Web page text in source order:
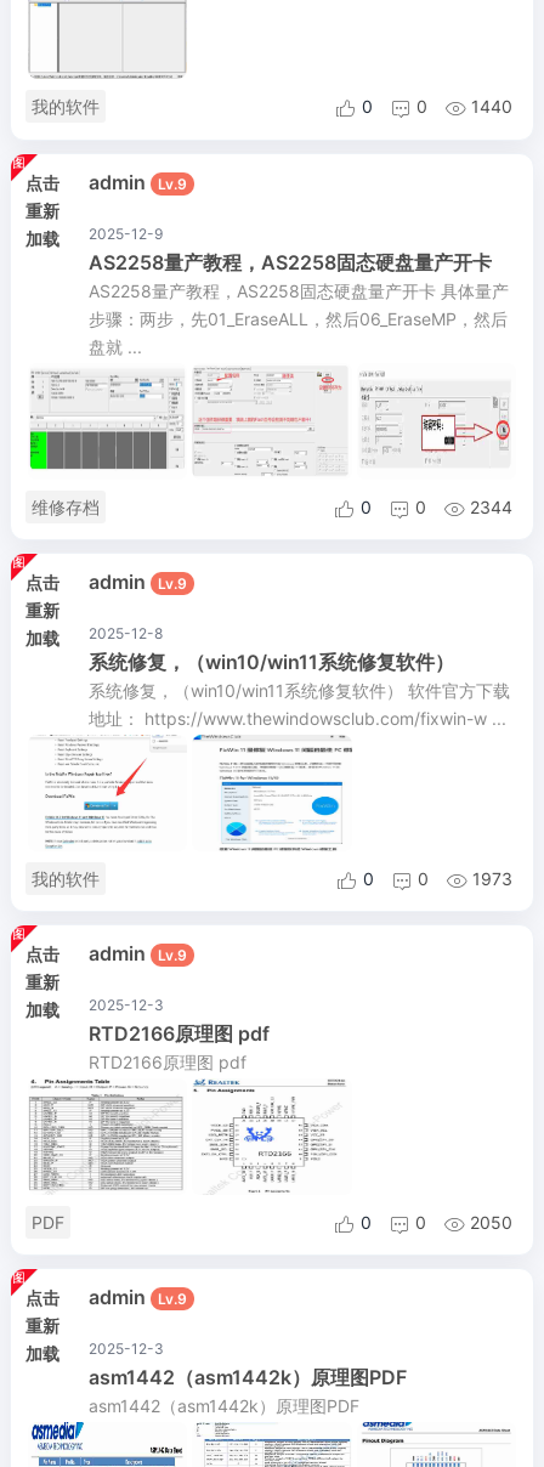
我的软件  0  0  1440
点击
重新
加载
admin Lv.9
2025-12-9
AS2258量产教程，AS2258固态硬盘量产开卡
AS2258量产教程，AS2258固态硬盘量产开卡 具体量产
步骤：两步，先01_EraseALL，然后06_EraseMP，然后
盘就 ...
维修存档  0  0  2344
点击
重新
加载
admin Lv.9
2025-12-8
系统修复，（win10/win11系统修复软件）
系统修复，（win10/win11系统修复软件） 软件官方下载
地址： https://www.thewindowsclub.com/fixwin-w ...
我的软件  0  0  1973
点击
重新
加载
admin Lv.9
2025-12-3
RTD2166原理图 pdf
RTD2166原理图 pdf
PDF  0  0  2050
点击
重新
加载
admin Lv.9
2025-12-3
asm1442（asm1442k）原理图PDF
asm1442（asm1442k）原理图PDF